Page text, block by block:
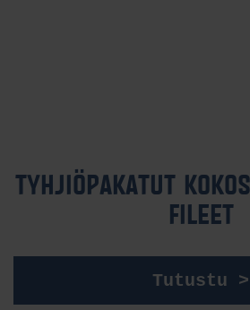
TYH­JIÖ­PA­KA­TUT
FI­LEET
Tutustu >